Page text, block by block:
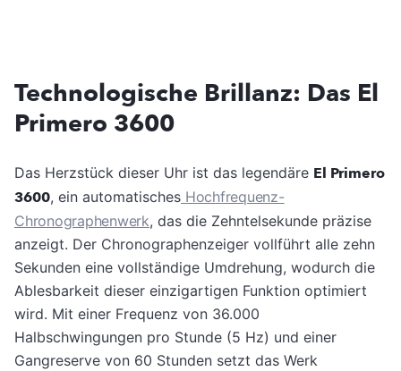
Technologische Brillanz: Das El
Primero 3600
Das Herzstück dieser Uhr ist das legendäre El Primero
3600, ein automatisches Hochfrequenz-
Chronographenwerk, das die Zehntelsekunde präzise
anzeigt. Der Chronographenzeiger vollführt alle zehn
Sekunden eine vollständige Umdrehung, wodurch die
Ablesbarkeit dieser einzigartigen Funktion optimiert
wird. Mit einer Frequenz von 36.000
Halbschwingungen pro Stunde (5 Hz) und einer
Gangreserve von 60 Stunden setzt das Werk